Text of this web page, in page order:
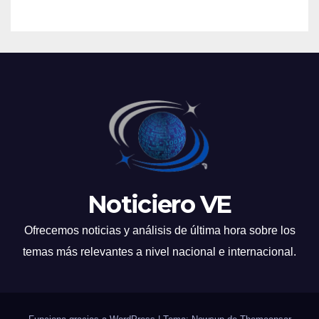
Noticiero VE
Ofrecemos noticias y análisis de última hora sobre los
temas más relevantes a nivel nacional e internacional.